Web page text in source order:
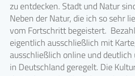
zu entdecken. Stadt und Natur
Neben der Natur, die ich so sehr
vom Fortschritt begeistert.
eigentlich ausschließlich mit
ausschließlich online und
in Deutschland geregelt. Die